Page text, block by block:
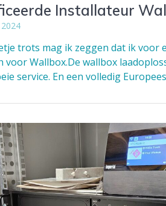
Installateur
trots mag ik zeggen dat ik voor
voor Wallbox.De wallbox
service. En een volledig